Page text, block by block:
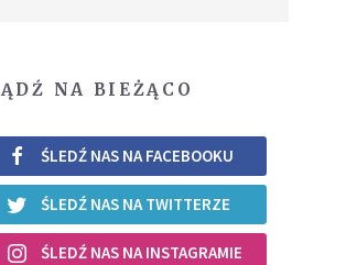
NA BIEŻĄCO
ŚLEDŹ NAS NA FACEBOOKU
ŚLEDŹ NAS NA TWITTERZE
ŚLEDŹ NAS NA INSTAGRAMIE